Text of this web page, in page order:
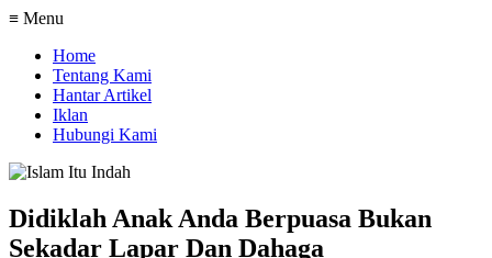
≡ Menu
Home
Tentang Kami
Hantar Artikel
Iklan
Hubungi Kami
Didiklah Anak Anda Berpuasa Bukan
Sekadar Lapar Dan Dahaga